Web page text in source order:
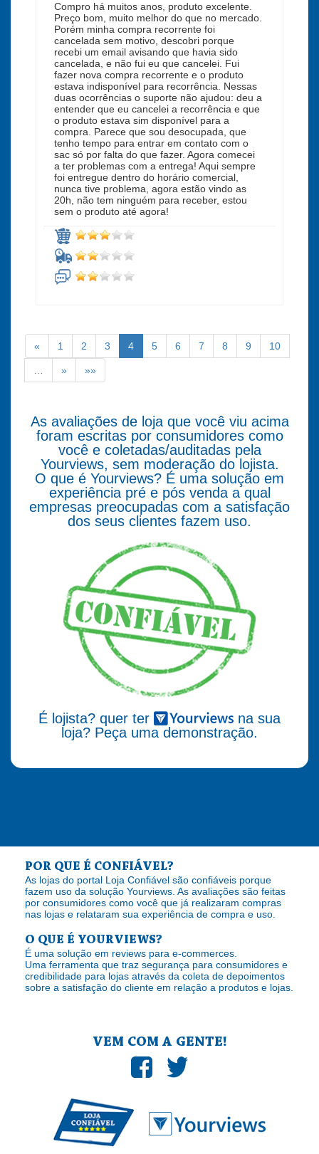
Compro há muitos anos, produto excelente.
Preço bom, muito melhor do que no mercado.
Porém minha compra recorrente foi
cancelada sem motivo, descobri porque
recebi um email avisando que havia sido
cancelada, e não fui eu que cancelei. Fui
fazer nova compra recorrente e o produto
estava indisponível para recorrência. Nessas
duas ocorrências o suporte não ajudou: deu a
entender que eu cancelei a recorrência e que
o produto estava sim disponível para a
compra. Parece que sou desocupada, que
tenho tempo para entrar em contato com o
sac só por falta do que fazer. Agora comecei
a ter problemas com a entrega! Aqui sempre
foi entregue dentro do horário comercial,
nunca tive problema, agora estão vindo as
20h, não tem ninguém para receber, estou
sem o produto até agora!
« 1 2 3 4 5 6 7 8 9 10
» »»
As avaliações de loja que você viu acima
foram escritas por consumidores como
você e coletadas/auditadas pela
Yourviews, sem moderação do lojista.
O que é Yourviews? É uma solução em
experiência pré e pós venda a qual
empresas preocupadas com a satisfação
dos seus clientes fazem uso.
É lojista? quer ter
na sua
loja? Peça uma demonstração.
POR QUE É CONFIÁVEL?
As lojas do portal Loja Confiável são confiáveis porque
fazem uso da solução Yourviews. As avaliações são feitas
por consumidores como você que já realizaram compras
nas lojas e relataram sua experiência de compra e uso.
O QUE É YOURVIEWS?
É uma solução em reviews para e-commerces.
Uma ferramenta que traz segurança para consumidores e
credibilidade para lojas através da coleta de depoimentos
sobre a satisfação do cliente em relação a produtos e lojas.
VEM COM A GENTE!